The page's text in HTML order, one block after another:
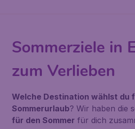
Sommerziele in
zum Verlieben
Welche Destination wählst du
Sommerurlaub? Wir haben die
für den Sommer für dich